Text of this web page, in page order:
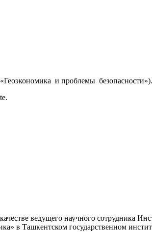
и проблемы безопасности»).
ведущего научного сотрудника
в Ташкентском государственном